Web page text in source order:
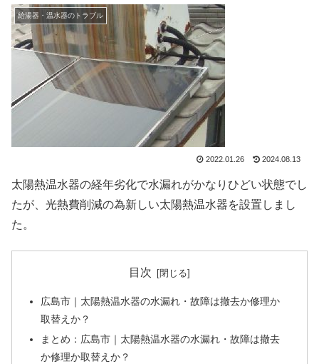
給湯器・温水器のトラブル
2022.01.26 2024.08.13
太陽熱温水器の経年劣化で水漏れがかなりひどい状態でし
たが、光熱費削減の為新しい太陽熱温水器を設置しまし
た。
目次
広島市｜太陽熱温水器の水漏れ・故障は撤去か修理か
取替えか？
まとめ：広島市｜太陽熱温水器の水漏れ・故障は撤去
か修理か取替えか？